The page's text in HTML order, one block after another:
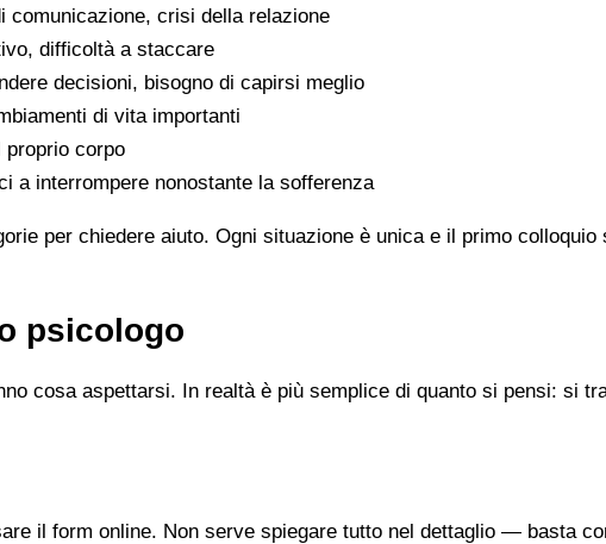
crisi della relazione
difficoltà a staccare
decisioni, bisogno di capirsi meglio
di vita importanti
proprio corpo
a interrompere nonostante la sofferenza
per chiedere aiuto. Ogni situazione è unica e il primo
psicologo
cosa aspettarsi. In realtà è più semplice di quanto si pensi: si
il form online. Non serve spiegare tutto nel dettaglio — basta